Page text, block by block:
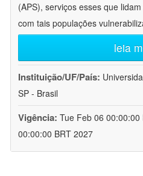
(APS), serviços esses que
com tais populações
leia
Instituição/UF/País:
SP - Brasil
Vigência: Tue Feb 06
00:00:00 BRT 2027